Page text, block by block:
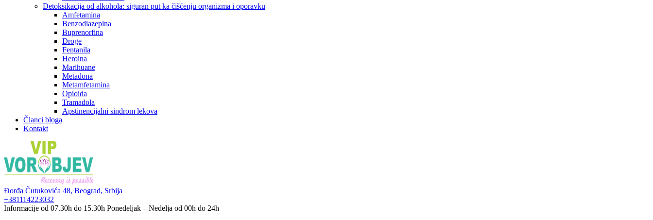
Detoksikacija od alkohola: siguran put ka čišćenju organizma i oporavku
Amfetamina
Benzodiazepina
Buprenorfina
Droge
Fentanila
Heroina
Marihuane
Metadona
Metamfetamina
Opioida
Tramadola
Apstinencijalni sindrom lekova
Članci bloga
Kontakt
Đorđa Čutukovića 48, Beograd, Srbija
+381114223032
Informacije od 07.30h do 15.30h Ponedeljak – Nedelja od 00h do 24h